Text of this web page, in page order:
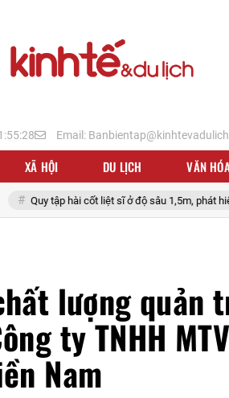
Email:
XÃ HỘI DU LỊCH VĂN
tập hài cốt liệt sĩ ở độ sâu 1,5m, phát hiện ống
lượng quản
ty TNHH MTV
Nam